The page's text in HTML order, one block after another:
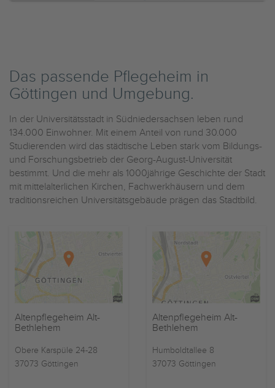
Das passende Pflegeheim in
Göttingen und Umgebung.
In der Universitätsstadt in Südniedersachsen leben rund
134.000 Einwohner. Mit einem Anteil von rund 30.000
Studierenden wird das städtische Leben stark vom Bildungs-
und Forschungsbetrieb der Georg-August-Universität
bestimmt. Und die mehr als 1000jährige Geschichte der Stadt
mit mittelalterlichen Kirchen, Fachwerkhäusern und dem
traditionsreichen Universitätsgebäude prägen das Stadtbild.
Altenpflegeheim Alt-
Bethlehem
Obere Karspüle 24-28
37073 Göttingen
Altenpflegeheim Alt-
Bethlehem
Humboldtallee 8
37073 Göttingen